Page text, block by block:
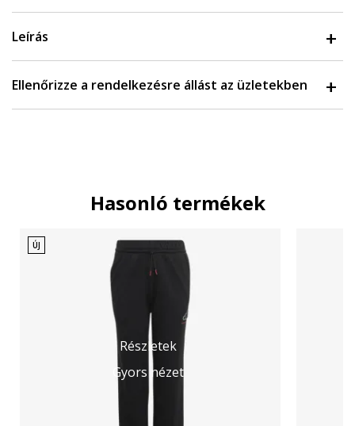
Leírás
Ellenőrizze a rendelkezésre állást az üzletekben
Hasonló termékek
Részletek
Gyors nézet
ÚJ